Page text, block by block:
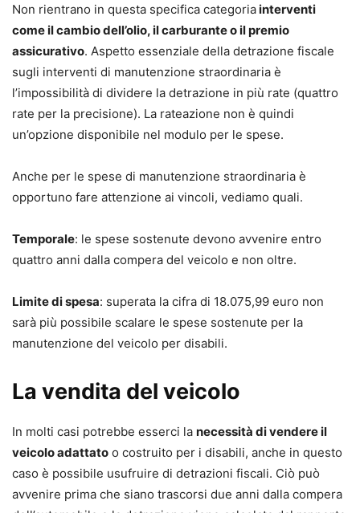
Non rientrano in questa specifica categoriainterventi
come il cambio dell’olio, il carburante o il premio
assicurativo. Aspetto essenziale della detrazione fiscale
sugli interventi di manutenzione straordinaria è
l’impossibilità di dividere la detrazione in più rate (quattro
rate per la precisione). La rateazione non è quindi
un’opzione disponibile nel modulo per le spese.
Anche per le spese di manutenzione straordinaria è
opportuno fare attenzione ai vincoli, vediamo quali.
Temporale: le spese sostenute devono avvenire entro
quattro anni dalla compera del veicolo e non oltre.
Limite di spesa: superata la cifra di 18.075,99 euro non
sarà più possibile scalare le spese sostenute per la
manutenzione del veicolo per disabili.
La vendita del veicolo
In molti casi potrebbe esserci la necessità di vendere il
veicolo adattato o costruito per i disabili, anche in questo
caso è possibile usufruire di detrazioni fiscali. Ciò può
avvenire prima che siano trascorsi due anni dalla compera